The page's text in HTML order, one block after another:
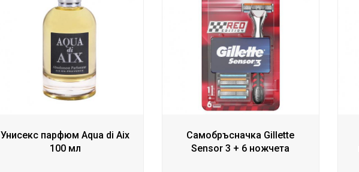
Унисекс парфюм Aqua di Aix
100 мл
Самобръсначка Gillette
Sensor 3 + 6 ножчета